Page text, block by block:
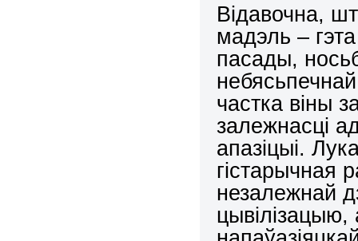
Відавочна,
мадэль –
пасады,
частка віны
залежнасці
апазіцыі.
гістарычная
незалежнай